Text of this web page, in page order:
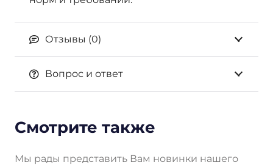
Отзывы (0)
Вопрос и ответ
Смотрите также
Мы рады представить Вам новинки нашего